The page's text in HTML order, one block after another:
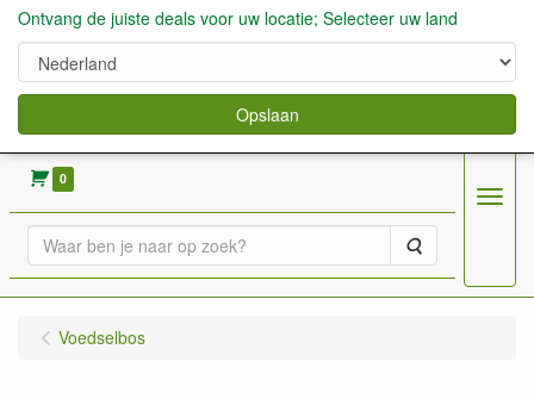
verkoop fruitbomen, bessen,aardbeien enz.
0
Zoeken
Menu
Voedselbos
Ontvang de juiste deals voor uw locatie; Selecteer uw land
Opslaan